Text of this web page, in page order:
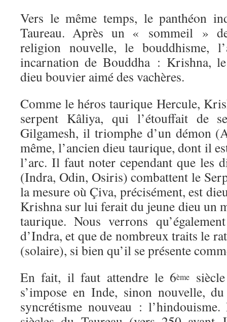
Vers le même temps, le panthéon
Taureau. Après un « sommeil »
religion nouvelle, le bouddhisme,
incarnation de Bouddha : Krishna,
dieu bouvier aimé des vachères.
Comme le héros taurique Hercule,
serpent Kâliya, qui l’étouffait de
Gilgamesh, il triomphe d’un démon
même, l’ancien dieu taurique, dont il
l’arc. Il faut noter cependant que les
(Indra, Odin, Osiris) combattent le
la mesure où Çiva, précisément, est
Krishna sur lui ferait du jeune dieu un
taurique. Nous verrons
d’Indra, et que de nombreux traits le
(solaire), si bien qu’il se présente
En fait, il faut attendre le 6ème
s’impose en Inde, sinon nouvelle,
syncrétisme nouveau :